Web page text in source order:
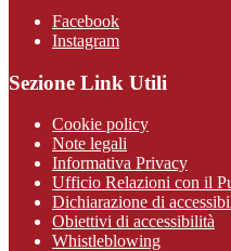
Facebook
Instagram
Sezione Link Utili
Cookie policy
Note legali
Informativa Privacy
Ufficio Relazioni con il
Dichiarazione di
Obiettivi di accessibilità
Whistleblowing